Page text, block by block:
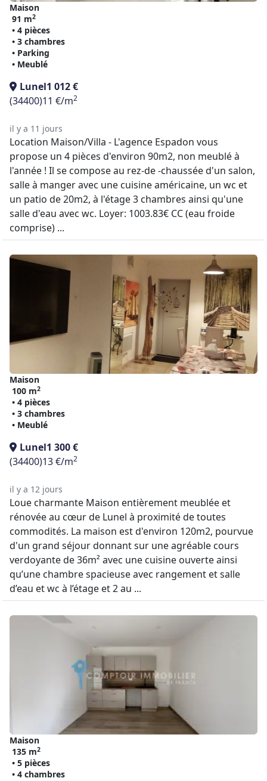
Maison
91 m2
• 4 pièces
• 3 chambres
• Parking
• Meublé
Lunel1 012 €
(34400)11 €/m2
il y a 11 jours
Location Maison/Villa - L'agence Espadon vous
propose un 4 pièces d'environ 90m2, non meublé à
l'année ! Il se compose au rez-de -chaussée d'un salon,
salle à manger avec une cuisine américaine, un wc et
un patio de 20m2, à l'étage 3 chambres ainsi qu'une
salle d'eau avec wc. Loyer: 1003.83€ CC (eau froide
comprise) ...
Maison
100 m2
• 4 pièces
• 3 chambres
• Meublé
Lunel1 300 €
(34400)13 €/m2
il y a 12 jours
Loue charmante Maison entièrement meublée et
rénovée au cœur de Lunel à proximité de toutes
commodités. La maison est d'environ 120m2, pourvue
d'un grand séjour donnant sur une agréable cours
verdoyante de 36m² avec une cuisine ouverte ainsi
qu’une chambre spacieuse avec rangement et salle
d’eau et wc à l’étage et 2 au ...
Maison
135 m2
• 5 pièces
• 4 chambres